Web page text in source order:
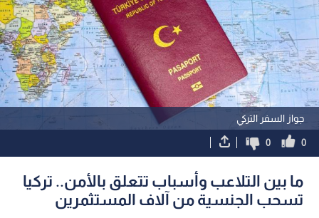
جواز السفر التركي
0
0
ما بين التلاعب وأسباب تتعلق بالأمن.. تركيا
تسحب الجنسية من آلاف المستثمرين